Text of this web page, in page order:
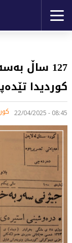
127 ساڵ
کوردیدا
08:45 - 22/04/2025